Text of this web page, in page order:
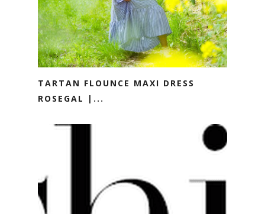
TARTAN FLOUNCE MAXI DRESS
ROSEGAL |...